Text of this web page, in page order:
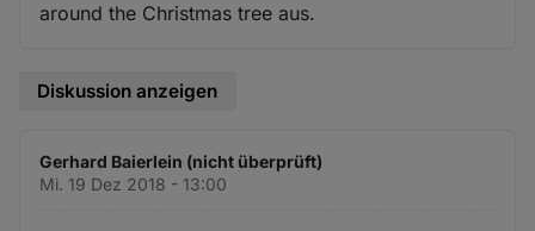
around the Christmas tree aus.
Diskussion anzeigen
Gerhard Baierlein (nicht überprüft)
Mi. 19 Dez 2018 - 13:00